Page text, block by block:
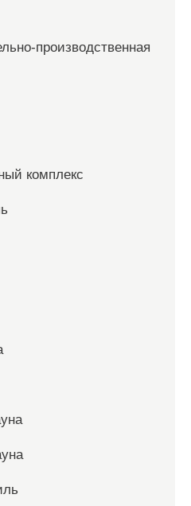
производственная
комплекс